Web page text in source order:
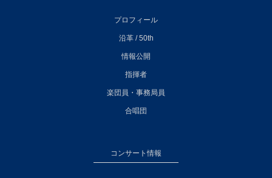
プロフィール
沿革 / 50th
情報公開
指揮者
楽団員・事務局員
合唱団
コンサート情報